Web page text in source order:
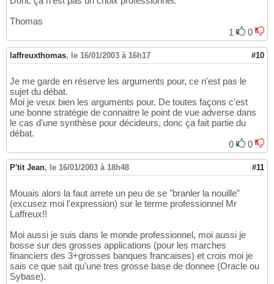
Thomas
1
0
laffreuxthomas, le 16/01/2003 à 16h17 #10
Je me garde en réserve les arguments pour, ce n'est pas le
sujet du débat.
Moi je veux bien les arguments pour. De toutes façons c'est
une bonne stratégie de connaitre le point de vue adverse dans
le cas d'une synthèse pour décideurs, donc ça fait partie du
débat.
0
0
P'tit Jean, le 16/01/2003 à 18h48 #11
Mouais alors la faut arrete un peu de se "branler la nouille"
(excusez moi l'expression) sur le terme professionnel Mr
Laffreux!!
Moi aussi je suis dans le monde professionnel, moi aussi je
bosse sur des grosses applications (pour les marches
financiers des 3+grosses banques francaises) et crois moi je
sais ce que sait qu'une tres grosse base de donnee (Oracle ou
Sybase).